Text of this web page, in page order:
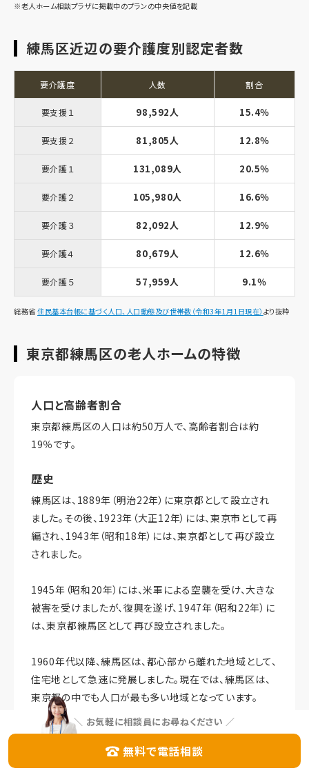
※老人ホーム相談プラザに掲載中のプランの中央値を記載
練馬区近辺の要介護度別認定者数
要介護度 人数 割合
要支援１ 98,592人 15.4％
要支援２ 81,805人 12.8％
要介護１ 131,089人 20.5％
要介護２ 105,980人 16.6％
要介護３ 82,092人 12.9％
要介護４ 80,679人 12.6％
要介護５ 57,959人 9.1％
総務省住民基本台帳に基づく人口、人口動態及び世帯数（令和3年1月1日現在） より抜粋
東京都練馬区の老人ホームの特徴
人口と高齢者割合
東京都練馬区の人口は約50万人で、高齢者割合は約
19％です。
歴史
練馬区は、1889年（明治22年）に東京都として設立され
ました。その後、1923年（大正12年）には、東京市として再
編され、1943年（昭和18年）には、東京都として再び設立
されました。
1945年（昭和20年）には、米軍による空襲を受け、大きな
被害を受けましたが、復興を遂げ、1947年（昭和22年）に
は、東京都練馬区として再び設立されました。
1960年代以降、練馬区は、都心部から離れた地域として、
住宅地として急速に発展しました。現在では、練馬区は、
東京都の中でも人口が最も多い地域となっています。
交通の利便性
練馬区は、JR線、都営地下鉄線、都営バス、路線バスなど
の交通機関が充実しているため、交通の利便性が高いで
＼ お気軽に相談員にお尋ねください ／
無料で電話相談